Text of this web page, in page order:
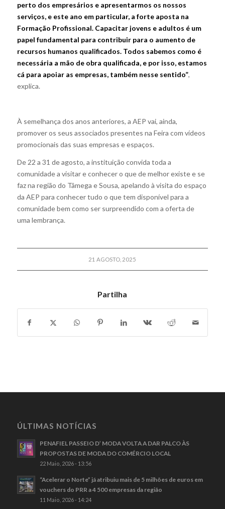
perto dos empresários e apresentarmos os nossos
serviços, e este ano em particular, a forte aposta na
Formação Profissional. Capacitar jovens e adultos é um
papel fundamental para contribuir para o aumento de
recursos humanos qualificados. Todos sabemos como é
necessária a mão de obra qualificada, e por isso, estamos
cá para apoiar as empresas, também nesse sentido”,
explica.
À semelhança dos anos anteriores, a AEP vai, ainda,
promover os seus associados presentes na Feira com vídeos
promocionais das suas empresas e espaços.
De 22 a 31 de agosto, a instituição convida toda a
comunidade a visitar e conhecer o que de melhor existe e se
faz na região do Tâmega e Sousa, apelando à visita do espaço
da AEP para conhecer tudo o que tem disponível para a
comunidade bem como ser surpreendido com a oferta de
uma lembrança.
21 AGOSTO, 2025
Partilha
ÚLTIMAS NOTÍCIAS
PENAFIEL PASSEIO D’ MODA VOLTA A DAR PALCO ÀS
PROPOSTAS DE MODA DO COMÉRCIO LOCAL
22 Maio, 2026 - 13:56
“Acelerar o Norte” já atribuiu mais de 5 milhões de euros em
vouchers do PRR a 4 500 empresas da região
11 Maio, 2026 - 14:24